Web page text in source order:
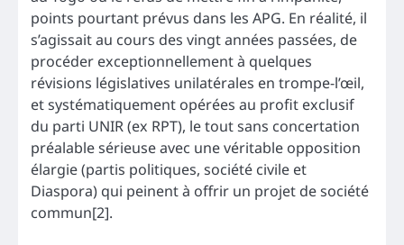
points pourtant prévus dans les APG. En réalité, il
s’agissait au cours des vingt années passées, de
procéder exceptionnellement à quelques
révisions législatives unilatérales en trompe-l’œil,
et systématiquement opérées au profit exclusif
du parti UNIR (ex RPT), le tout sans concertation
préalable sérieuse avec une véritable opposition
élargie (partis politiques, société civile et
Diaspora) qui peinent à offrir un projet de société
commun[2].